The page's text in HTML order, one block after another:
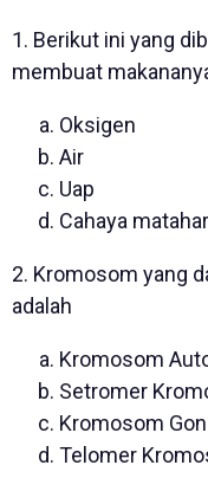
1. Berikut ini yang
membuat
Oksigen
Air
Uap
Cahaya
2. Kromosom yang
adalah
Kromosom
Setromer
Kromosom
Telomer